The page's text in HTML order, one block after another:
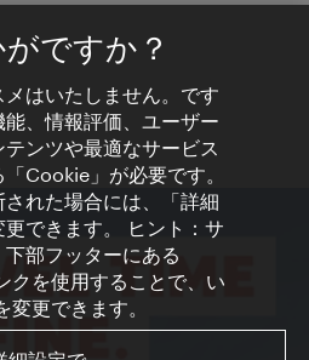
ですか？
はいたしません。です
、情報評価、ユーザー
ンツや最適なサービス
Cookie」が必要です。
れた場合には、「詳細
できます。 ヒント：サ
部フッターにある
クを使用することで、い
更できます。